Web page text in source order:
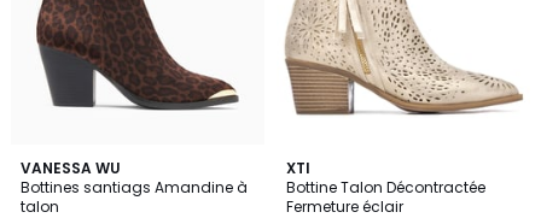
VANESSA WU
Bottines santiags Amandine à
talon
2
Couleurs
XTI
Bottine Talon Décontractée
Fermeture éclair